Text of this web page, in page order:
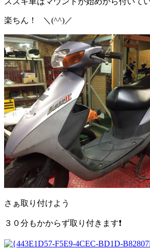
楽ちん！ ＼(^^)／
さぁ取り付けよう
３０分もかからず取り付きます❗️